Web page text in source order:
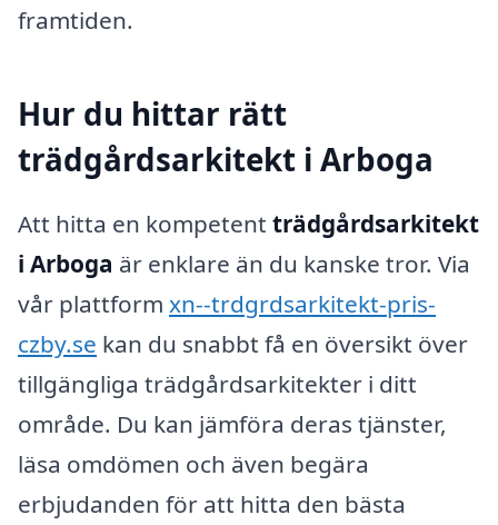
framtiden.
Hur du hittar rätt
trädgårdsarkitekt i Arboga
Att hitta en kompetent trädgårdsarkitekt
i Arboga är enklare än du kanske tror. Via
vår plattform xn--trdgrdsarkitekt-pris-
czby.se kan du snabbt få en översikt över
tillgängliga trädgårdsarkitekter i ditt
område. Du kan jämföra deras tjänster,
läsa omdömen och även begära
erbjudanden för att hitta den bästa